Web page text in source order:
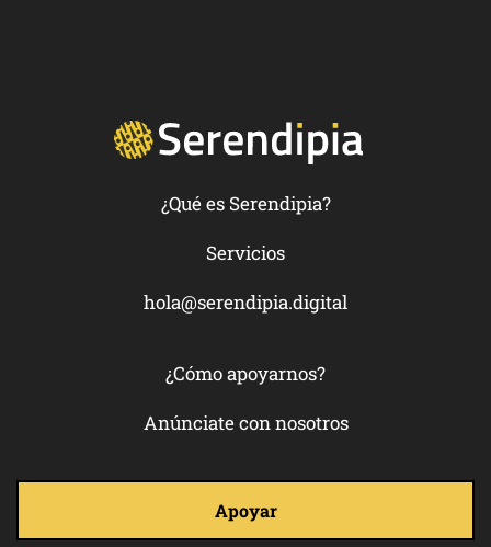
¿Qué es Serendipia?
Servicios
hola@serendipia.digital
¿Cómo apoyarnos?
Anúnciate con nosotros
Apoyar